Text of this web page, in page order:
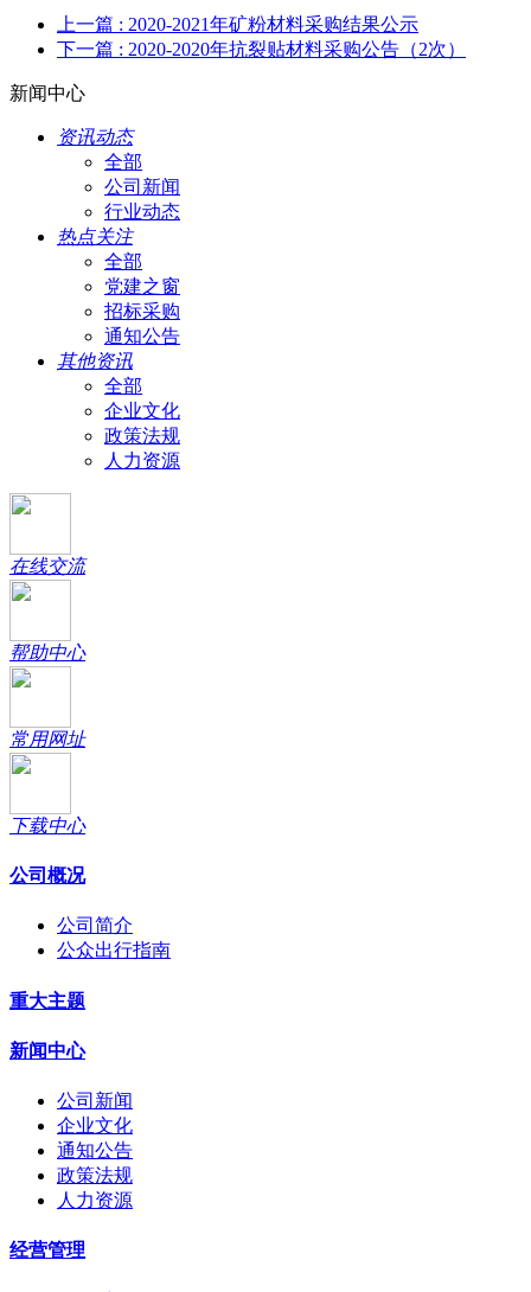
上一篇 : 2020-2021年矿粉材料采购结果公示
下一篇 : 2020-2020年抗裂贴材料采购公告（2次）
新闻中心
资讯动态
全部
公司新闻
行业动态
热点关注
全部
党建之窗
招标采购
通知公告
其他资讯
全部
企业文化
政策法规
人力资源
在线交流
帮助中心
常用网址
下载中心
公司概况
公司简介
公众出行指南
重大主题
新闻中心
公司新闻
企业文化
通知公告
政策法规
人力资源
经营管理